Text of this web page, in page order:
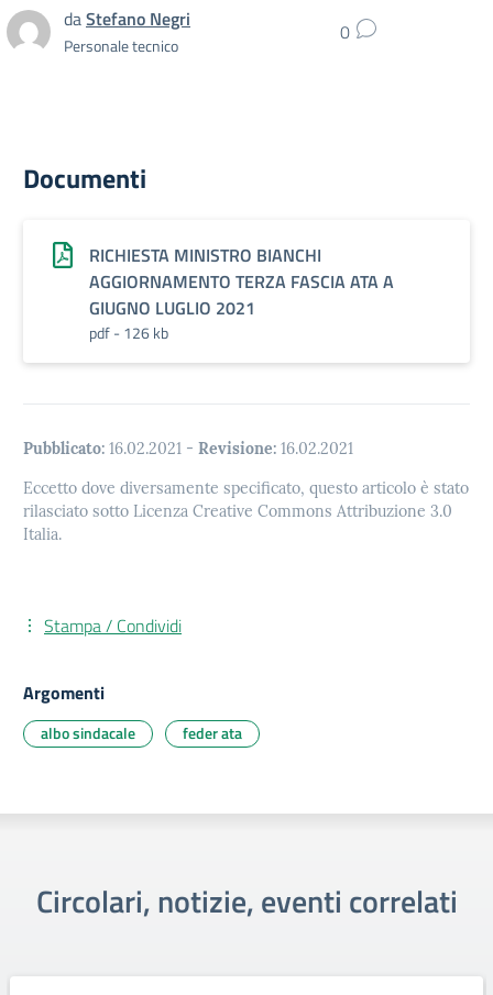
daStefano Negri
Personale tecnico 0
Documenti
RICHIESTA MINISTRO BIANCHI
AGGIORNAMENTO TERZA FASCIA ATA A
GIUGNO LUGLIO 2021
pdf - 126 kb
Pubblicato: 16.02.2021 - Revisione: 16.02.2021
Eccetto dove diversamente specificato, questo articolo è stato
rilasciato sotto Licenza Creative Commons Attribuzione 3.0
Italia.
Stampa / Condividi
Argomenti
albo sindacale feder ata
Circolari, notizie, eventi correlati